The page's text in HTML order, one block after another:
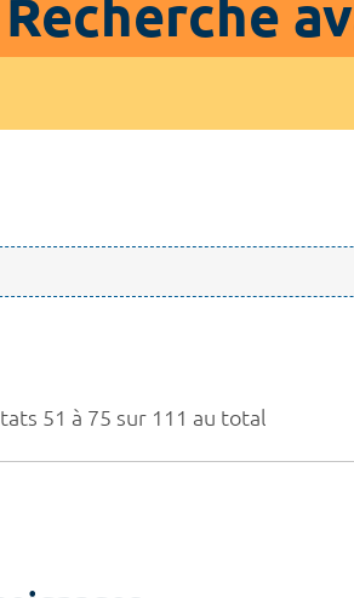
Recherche
51 à 75 sur 111 au total